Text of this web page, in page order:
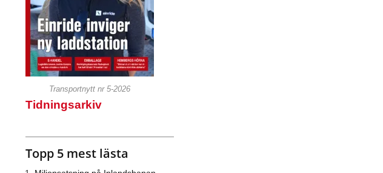
Transportnytt nr 5-2026
Tidningsarkiv
Topp 5 mest lästa